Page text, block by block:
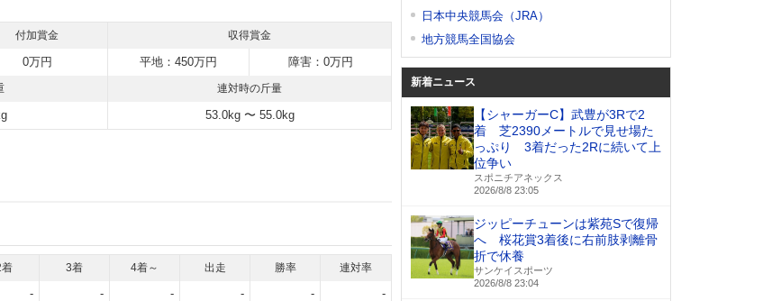
付加賞金 収得賞金
0万円 平地：450万円 障害：0万円
連対時の斤量
53.0kg 〜 55.0kg
3着 4着～ 出走 勝率 連対率
- - - - -
-
日本中央競馬会（JRA）
地方競馬全国協会
新着ニュース
【シャーガーC】武豊が3Rで2
着 芝2390メートルで見せ場た
っぷり 3着だった2Rに続いて上
位争い
スポニチアネックス
2026/8/8 23:05
ジッピーチューンは紫苑Sで復帰
へ 桜花賞3着後に右前肢剥離骨
折で休養
サンケイスポーツ
2026/8/8 23:04